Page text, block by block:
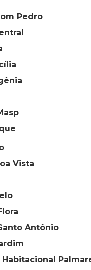
Pedro
Vista
Santo Antônio
Habitacional